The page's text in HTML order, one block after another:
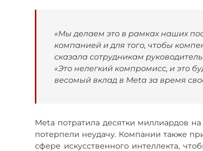
«Мы делаем это в рамках наших
компанией и для того, чтобы
сказала сотрудникам
«Это нелегкий компромисс, и это
весомый вклад в Meta за время
Meta потратила десятки миллиардов
потерпели неудачу. Компании также
сфере искусственного интеллекта,